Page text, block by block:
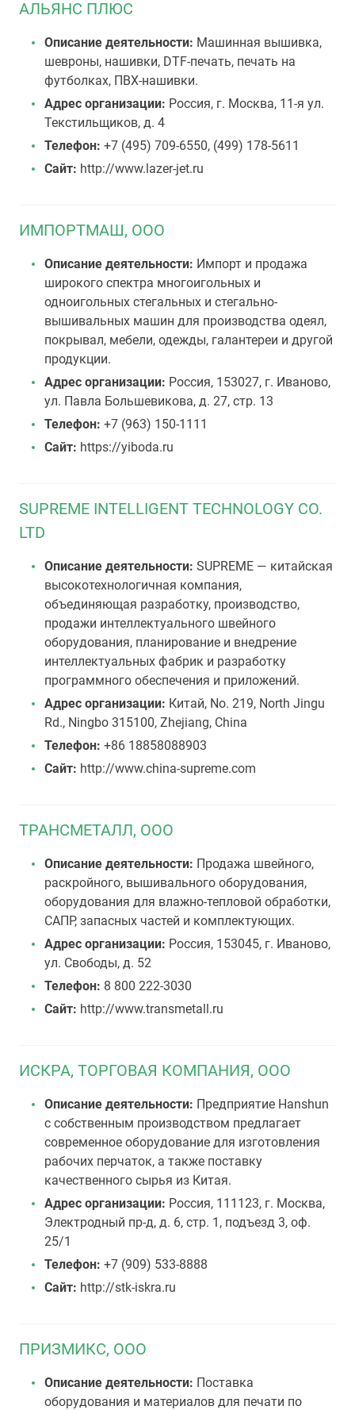
АЛЬЯНС ПЛЮС
Описание деятельности: Машинная вышивка,
шевроны, нашивки, DTF-печать, печать на
футболках, ПВХ-нашивки.
Адрес организации: Россия, г. Москва, 11-я ул.
Текстильщиков, д. 4
Телефон: +7 (495) 709-6550, (499) 178-5611
Сайт: http://www.lazer-jet.ru
ИМПОРТМАШ, ООО
Описание деятельности: Импорт и продажа
широкого спектра многоигольных и
одноигольных стегальных и стегально-
вышивальных машин для производства одеял,
покрывал, мебели, одежды, галантереи и другой
продукции.
Адрес организации: Россия, 153027, г. Иваново,
ул. Павла Большевикова, д. 27, стр. 13
Телефон: +7 (963) 150-1111
Сайт: https://yiboda.ru
SUPREME INTELLIGENT TECHNOLOGY CO.
LTD
Описание деятельности: SUPREME — китайская
высокотехнологичная компания,
объединяющая разработку, производство,
продажи интеллектуального швейного
оборудования, планирование и внедрение
интеллектуальных фабрик и разработку
программного обеспечения и приложений.
Адрес организации: Китай, No. 219, North Jingu
Rd., Ningbo 315100, Zhejiang, China
Телефон: +86 18858088903
Сайт: http://www.china-supreme.com
ТРАНСМЕТАЛЛ, ООО
Описание деятельности: Продажа швейного,
раскройного, вышивального оборудования,
оборудования для влажно-тепловой обработки,
САПР, запасных частей и комплектующих.
Адрес организации: Россия, 153045, г. Иваново,
ул. Свободы, д. 52
Телефон: 8 800 222-3030
Сайт: http://www.transmetall.ru
ИСКРА, ТОРГОВАЯ КОМПАНИЯ, ООО
Описание деятельности: Предприятие Hanshun
с собственным производством предлагает
современное оборудование для изготовления
рабочих перчаток, а также поставку
качественного сырья из Китая.
Адрес организации: Россия, 111123, г. Москва,
Электродный пр-д, д. 6, стр. 1, подъезд 3, оф.
25/1
Телефон: +7 (909) 533-8888
Сайт: http://stk-iskra.ru
ПРИЗМИКС, ООО
Описание деятельности: Поставка
оборудования и материалов для печати по